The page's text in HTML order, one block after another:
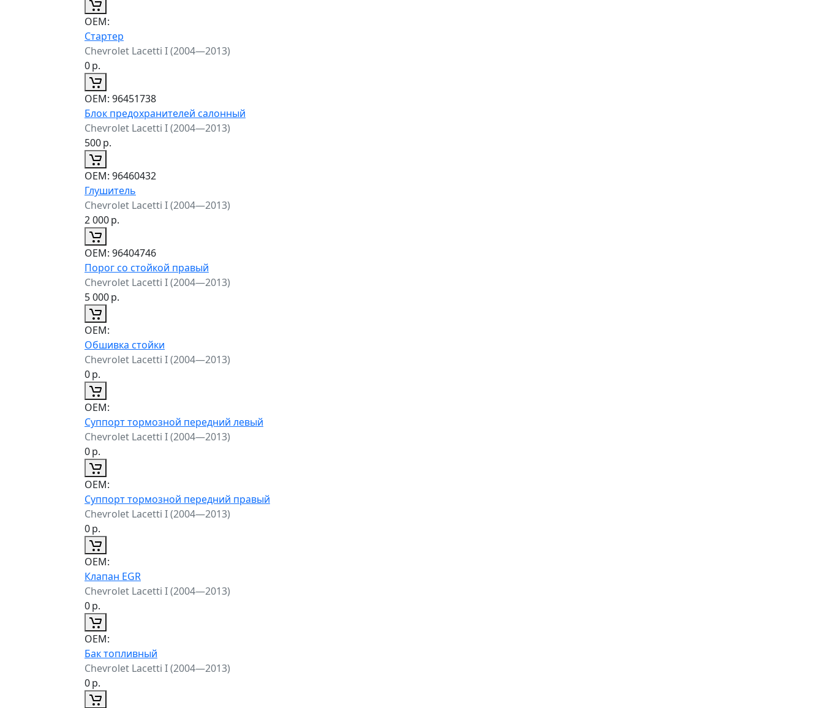
ОЕМ:
Стартер
Chevrolet Lacetti I (2004—2013)
0р.
ОЕМ: 96451738
Блок предохранителей салонный
Chevrolet Lacetti I (2004—2013)
500р.
ОЕМ: 96460432
Глушитель
Chevrolet Lacetti I (2004—2013)
2 000р.
ОЕМ: 96404746
Порог со стойкой правый
Chevrolet Lacetti I (2004—2013)
5 000р.
ОЕМ:
Обшивка стойки
Chevrolet Lacetti I (2004—2013)
0р.
ОЕМ:
Суппорт тормозной передний левый
Chevrolet Lacetti I (2004—2013)
0р.
ОЕМ:
Суппорт тормозной передний правый
Chevrolet Lacetti I (2004—2013)
0р.
ОЕМ:
Клапан EGR
Chevrolet Lacetti I (2004—2013)
0р.
ОЕМ:
Бак топливный
Chevrolet Lacetti I (2004—2013)
0р.